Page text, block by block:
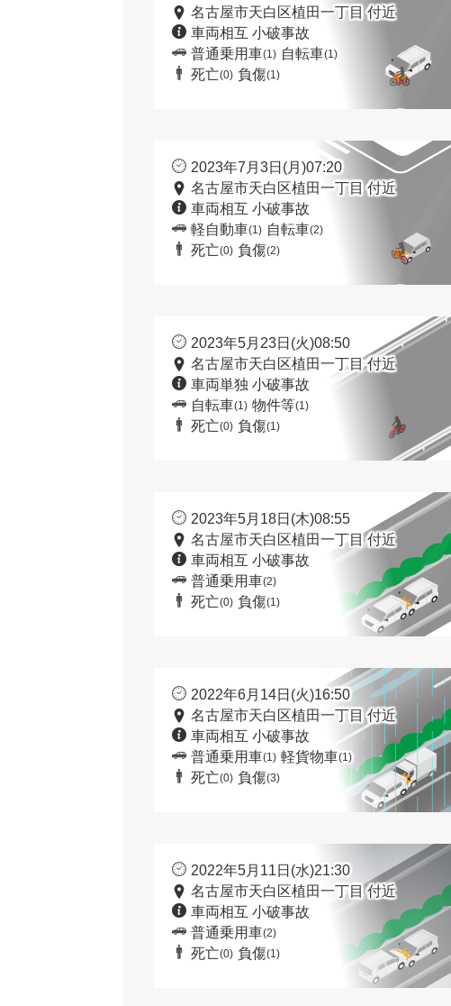
名古屋市天白区植田一丁目 付近
車両相互 小破事故
普通乗用車(1) 自転車(1)
死亡(0) 負傷(1)
2023年7月3日(月)07:20
名古屋市天白区植田一丁目 付近
車両相互 小破事故
軽自動車(1) 自転車(2)
死亡(0) 負傷(2)
2023年5月23日(火)08:50
名古屋市天白区植田一丁目 付近
車両単独 小破事故
自転車(1) 物件等(1)
死亡(0) 負傷(1)
2023年5月18日(木)08:55
名古屋市天白区植田一丁目 付近
車両相互 小破事故
普通乗用車(2)
死亡(0) 負傷(1)
2022年6月14日(火)16:50
名古屋市天白区植田一丁目 付近
車両相互 小破事故
普通乗用車(1) 軽貨物車(1)
死亡(0) 負傷(3)
2022年5月11日(水)21:30
名古屋市天白区植田一丁目 付近
車両相互 小破事故
普通乗用車(2)
死亡(0) 負傷(1)